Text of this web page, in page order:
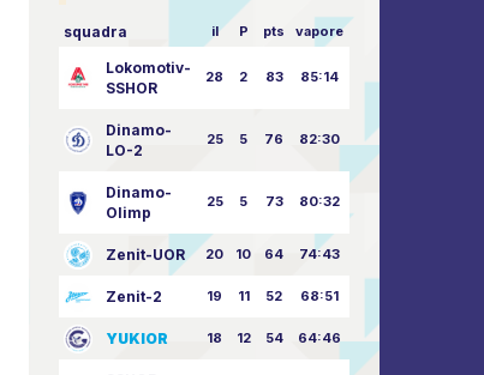
squadra il P pts vapore
Lokomotiv-
SSHOR
28 2 83 85:14
Dinamo-
LO-2
25 5 76 82:30
Dinamo-
Olimp
25 5 73 80:32
Zenit-UOR 20 10 64 74:43
Zenit-2 19 11 52 68:51
YUKIOR 18 12 54 64:46